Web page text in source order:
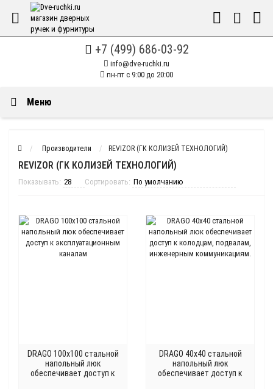
+7 (499) 686-03-92
info@dve-ruchki.ru
пн-пт с 9:00 до 20:00
Меню
Производители REVIZOR (ГК КОЛИЗЕЙ ТЕХНОЛОГИЙ)
REVIZOR (ГК КОЛИЗЕЙ ТЕХНОЛОГИЙ)
Показывать: Сортировать:
DRAGO 100x100 стальной
напольный люк
обеспечивает доступ к
DRAGO 40x40 стальной
напольный люк
обеспечивает доступ к